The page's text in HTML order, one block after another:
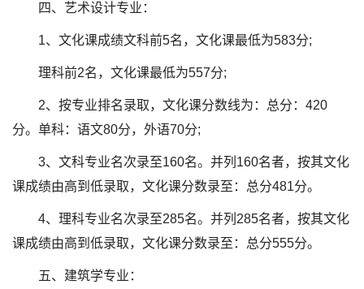
四、艺术设计专业：
1、文化课成绩文科前5名，文化课最低为583分;
理科前2名，文化课最低为557分;
2、按专业排名录取，文化课分数线为：总分：420
分。单科：语文80分，外语70分;
3、文科专业名次录至160名。并列160名者，按其文化
课成绩由高到低录取，文化课分数录至：总分481分。
4、理科专业名次录至285名。并列285名者，按其文化
课成绩由高到低录取，文化课分数录至：总分555分。
五、建筑学专业：